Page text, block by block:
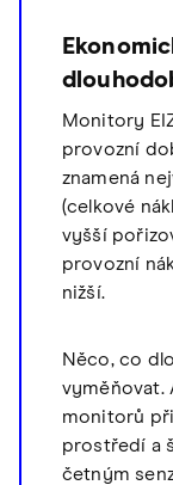
Monitory
provozní
znamená
(celkové
vyšší
provozní
nižší.
Něco, co
vyměňovat.
monitorů
prostředí a
četným